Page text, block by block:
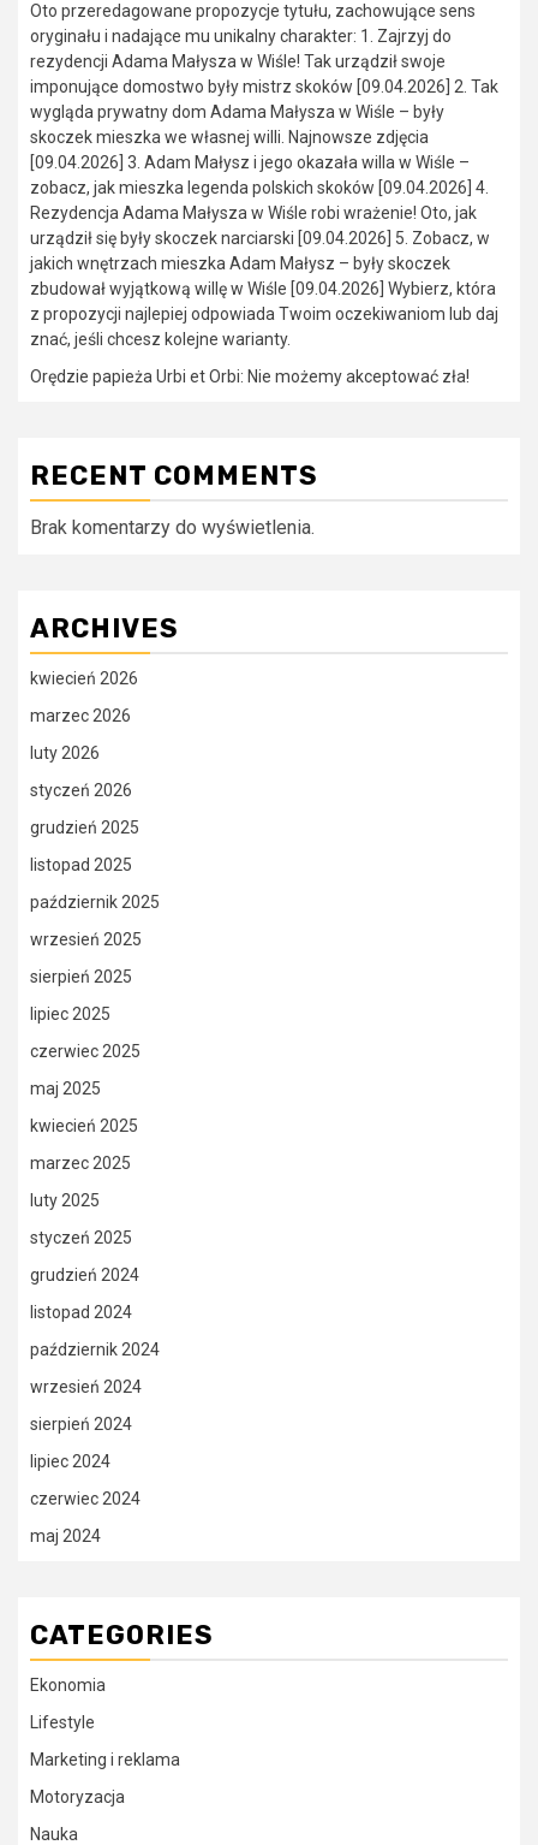
Oto przeredagowane propozycje tytułu, zachowujące sens
oryginału i nadające mu unikalny charakter: 1. Zajrzyj do
rezydencji Adama Małysza w Wiśle! Tak urządził swoje
imponujące domostwo były mistrz skoków [09.04.2026] 2. Tak
wygląda prywatny dom Adama Małysza w Wiśle – były
skoczek mieszka we własnej willi. Najnowsze zdjęcia
[09.04.2026] 3. Adam Małysz i jego okazała willa w Wiśle –
zobacz, jak mieszka legenda polskich skoków [09.04.2026] 4.
Rezydencja Adama Małysza w Wiśle robi wrażenie! Oto, jak
urządził się były skoczek narciarski [09.04.2026] 5. Zobacz, w
jakich wnętrzach mieszka Adam Małysz – były skoczek
zbudował wyjątkową willę w Wiśle [09.04.2026] Wybierz, która
z propozycji najlepiej odpowiada Twoim oczekiwaniom lub daj
znać, jeśli chcesz kolejne warianty.
Orędzie papieża Urbi et Orbi: Nie możemy akceptować zła!
RECENT COMMENTS
Brak komentarzy do wyświetlenia.
ARCHIVES
kwiecień 2026
marzec 2026
luty 2026
styczeń 2026
grudzień 2025
listopad 2025
październik 2025
wrzesień 2025
sierpień 2025
lipiec 2025
czerwiec 2025
maj 2025
kwiecień 2025
marzec 2025
luty 2025
styczeń 2025
grudzień 2024
listopad 2024
październik 2024
wrzesień 2024
sierpień 2024
lipiec 2024
czerwiec 2024
maj 2024
CATEGORIES
Ekonomia
Lifestyle
Marketing i reklama
Motoryzacja
Nauka